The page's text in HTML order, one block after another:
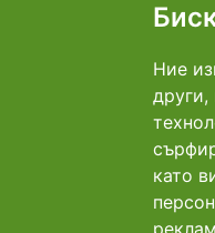
Ние
като
Адрес
E-mail: